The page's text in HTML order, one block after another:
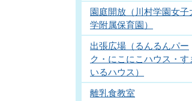
園庭開放（川村学園女子
学附属保育園）
出張広場（るんるんパー
ク・にこにこハウス・す
いるハウス）
離乳食教室